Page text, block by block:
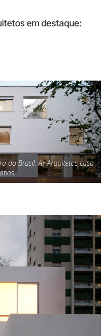
em destaque:
do Brasil: Ar Arquitetos casa